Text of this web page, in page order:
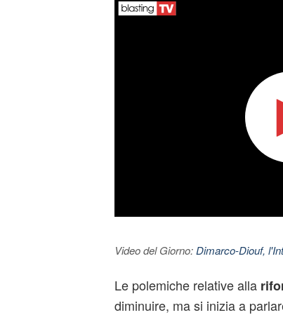
Video del Giorno: Dimarco-Diouf,
Le polemiche relative alla
diminuire, ma si inizia a